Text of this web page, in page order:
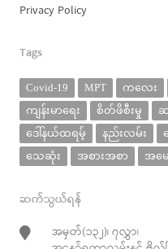
Privacy Policy
Tags
Covid-19 MPT ကလေး
ကျန်းမာရေး
စိတ်ဖိစီးမှု
ဒေါ်နယ်ထရမ့်
နည်းလမ်း
သေဆုံး
အစားအစာ အမ
ဆက်သွယ်ရန်
အမှတ်(၁၃၂)၊ ၇လွှာ၊